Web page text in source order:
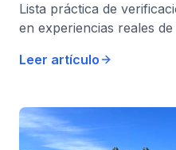
Lista práctica de
en experiencias reales
viajes familiares.
Leer artículo